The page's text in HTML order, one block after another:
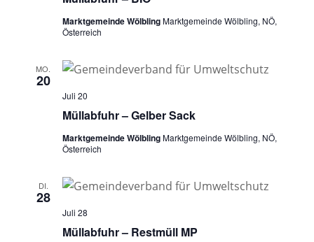
Marktgemeinde WölblingMarktgemeinde Wölbling, NÖ,
Österreich
MO.
20
Müllabfuhr – Gelber Sack
Juli 20
Marktgemeinde WölblingMarktgemeinde Wölbling, NÖ,
Österreich
DI.
28
Müllabfuhr – Restmüll MP
Juli 28